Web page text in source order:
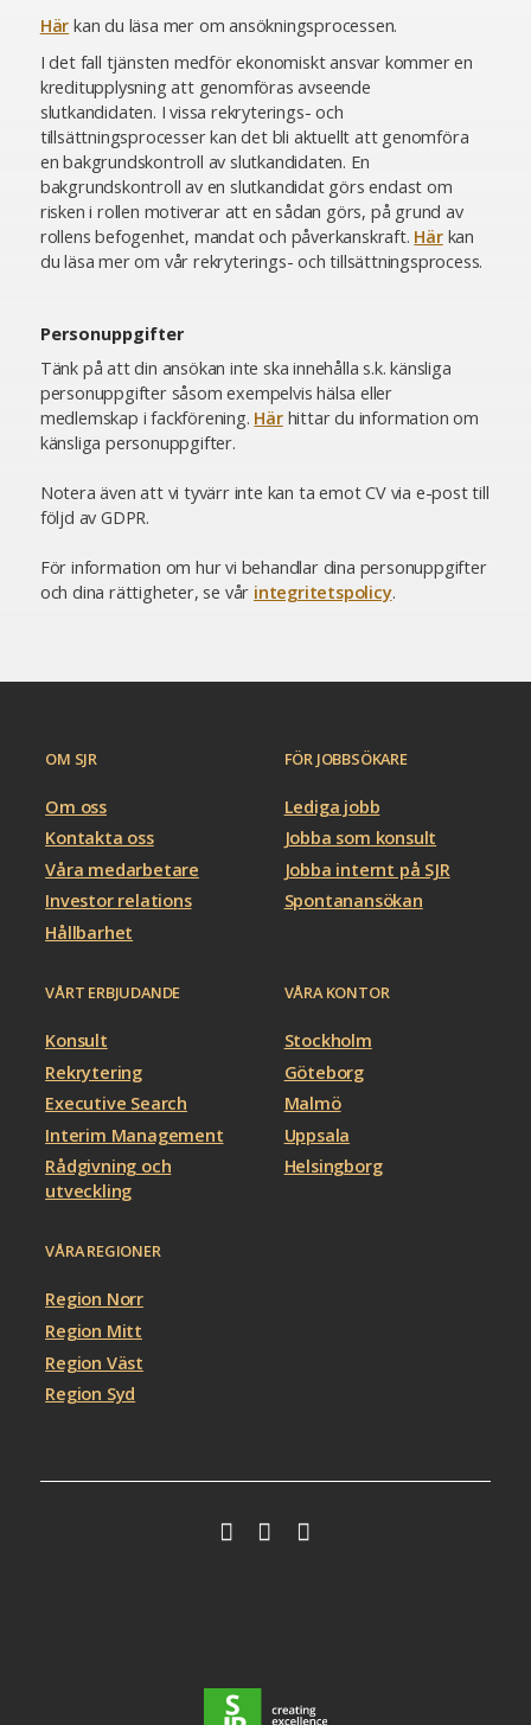
Här kan du läsa mer om ansökningsprocessen.
I det fall tjänsten medför ekonomiskt ansvar kommer en
kreditupplysning att genomföras avseende
slutkandidaten. I vissa rekryterings- och
tillsättningsprocesser kan det bli aktuellt att genomföra
en bakgrundskontroll av slutkandidaten. En
bakgrundskontroll av en slutkandidat görs endast om
risken i rollen motiverar att en sådan görs, på grund av
rollens befogenhet, mandat och påverkanskraft. Härkan
du läsa mer om vår rekryterings- och tillsättningsprocess.
Personuppgifter
Tänk på att din ansökan inte ska innehålla s.k. känsliga
personuppgifter såsom exempelvis hälsa eller
medlemskap i fackförening. Härhittar du information om
känsliga personuppgifter.
Notera även att vi tyvärr inte kan ta emot CV via e-post till
följd av GDPR.
För information om hur vi behandlar dina personuppgifter
och dina rättigheter, se vår integritetspolicy.
OM SJR
Om oss
Kontakta oss
Våra medarbetare
Investor relations
Hållbarhet
FÖR JOBBSÖKARE
Lediga jobb
Jobba som konsult
Jobba internt på SJR
Spontanansökan
VÅRT ERBJUDANDE
Konsult
Rekrytering
Executive Search
Interim Management
Rådgivning och
utveckling
VÅRA KONTOR
Stockholm
Göteborg
Malmö
Uppsala
Helsingborg
VÅRA REGIONER
Region Norr
Region Mitt
Region Väst
Region Syd